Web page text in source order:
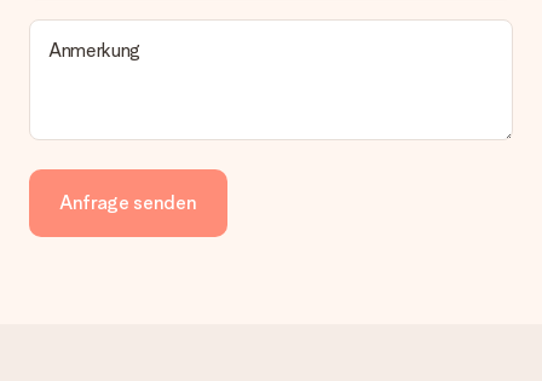
Anmerkung
Anfrage senden